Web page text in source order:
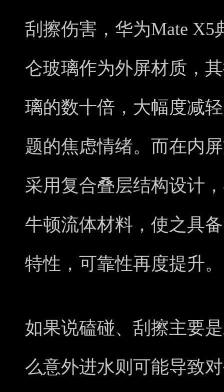
刮擦伤害，华为Mate
仑玻璃作为外屏材质，
璃的数十倍，大幅度减
题的焦虑情绪。而在内
采用复合叠层结构设计
牛顿流体材料，使之具
特性，可靠性再度提升。
如果说磕碰、刮擦主要
么意外进水则可能导致